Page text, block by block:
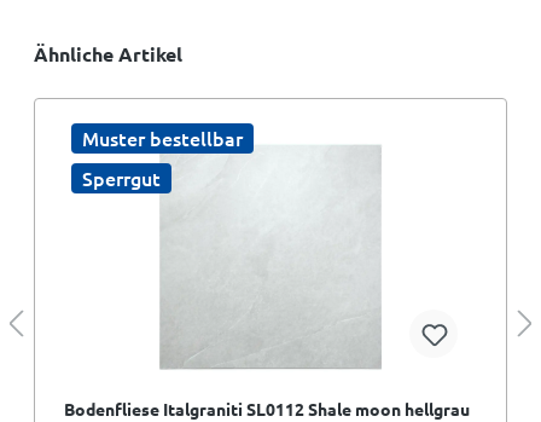
Ähnliche Artikel
Muster bestellbar
Sperrgut
Bodenfliese Italgraniti SL0112 Shale moon hellgrau